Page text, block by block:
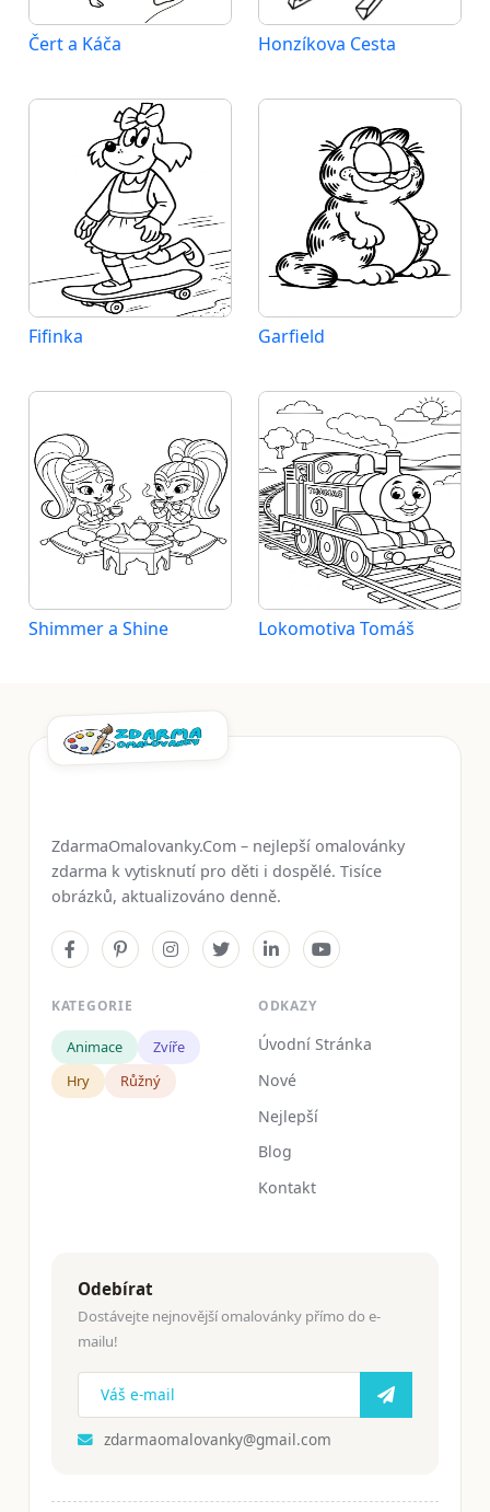
Čert a Káča Honzíkova Cesta
Fifinka Garfield
Shimmer a Shine Lokomotiva Tomáš
ZdarmaOmalovanky.Com – nejlepší omalovánky
zdarma k vytisknutí pro děti i dospělé. Tisíce
obrázků, aktualizováno denně.
KATEGORIE
Animace
Zvíře
Hry
Růžný
ODKAZY
Úvodní Stránka
Nové
Nejlepší
Blog
Kontakt
Odebírat
Dostávejte nejnovější omalovánky přímo do e-
mailu!
zdarmaomalovanky@gmail.com